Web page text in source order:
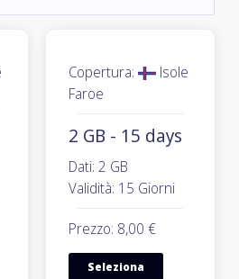
Copertura:
Isole
Faroe
2 GB - 15 days
Dati: 2 GB
Validità: 15 Giorni
Prezzo: 8,00 €
Seleziona